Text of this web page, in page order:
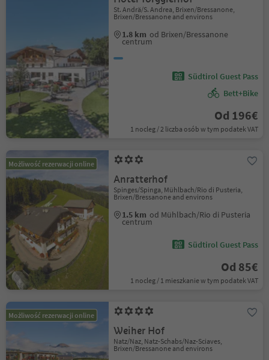
St. Andrä/S. Andrea, Brixen/Bressanone,
Brixen/Bressanone and environs
1.8 km od Brixen/Bressanone
centrum
Südtirol Guest Pass
Bett+Bike
Od 196€
1 nocleg / 2 liczba osób w tym podatek VAT
Możliwość rezerwacji online
Anratterhof
Spinges/Spinga, Mühlbach/Rio di Pusteria,
Brixen/Bressanone and environs
1.5 km od Mühlbach/Rio di Pusteria
centrum
Südtirol Guest Pass
Od 85€
1 nocleg / 1 mieszkanie w tym podatek VAT
Możliwość rezerwacji online
Weiher Hof
Natz/Naz, Natz-Schabs/Naz-Sciaves,
Brixen/Bressanone and environs